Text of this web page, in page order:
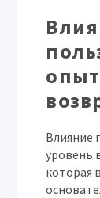
Влияние
уровень
которая